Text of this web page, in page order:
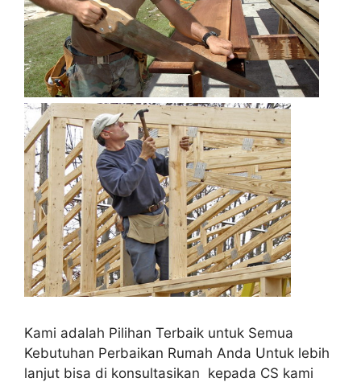
Kami adalah Pilihan Terbaik untuk Semua
Kebutuhan Perbaikan Rumah Anda Untuk lebih
lanjut bisa di konsultasikan kepada CS kami